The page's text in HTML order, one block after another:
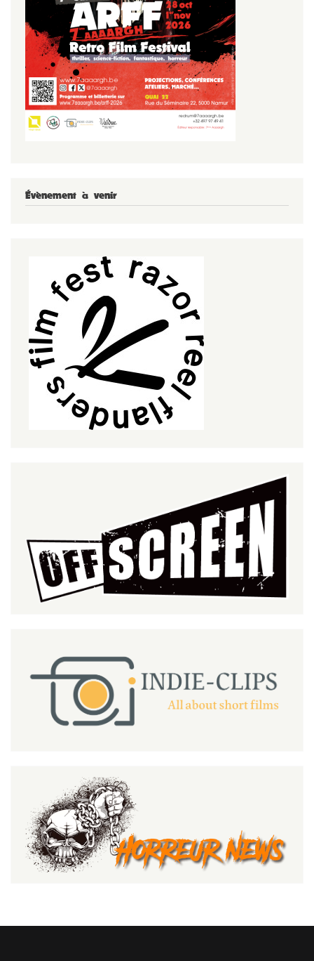
Évènement à venir